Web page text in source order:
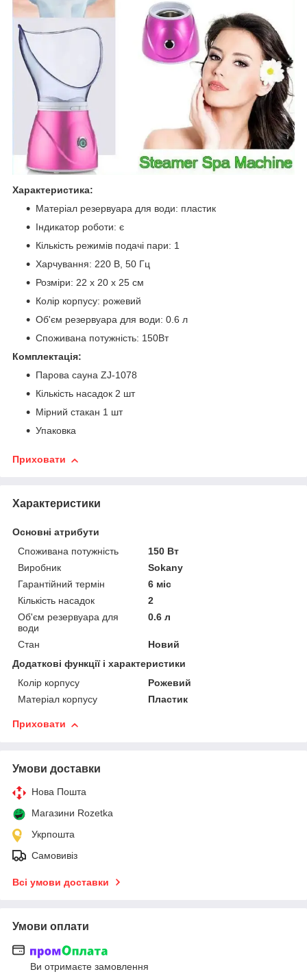
Характеристика:
Матеріал резервуара для води: пластик
Індикатор роботи: є
Кількість режимів подачі пари: 1
Харчування: 220 В, 50 Гц
Розміри: 22 х 20 х 25 см
Колір корпусу: рожевий
Об'єм резервуара для води: 0.6 л
Споживана потужність: 150Вт
Комплектація:
Парова сауна ZJ-1078
Кількість насадок 2 шт
Мірний стакан 1 шт
Упаковка
Приховати
Характеристики
Основні атрибути
Споживана потужність
150 Вт
Виробник
Sokany
Гарантійний термін
6 міс
Кількість насадок
2
Об'єм резервуара для
води
0.6 л
Стан
Новий
Додаткові функції і характеристики
Колір корпусу
Рожевий
Матеріал корпусу
Пластик
Приховати
Умови доставки
Нова Пошта
Магазини Rozetka
Укрпошта
Самовивіз
Всі умови доставки
Умови оплати
Ви отримаєте замовлення